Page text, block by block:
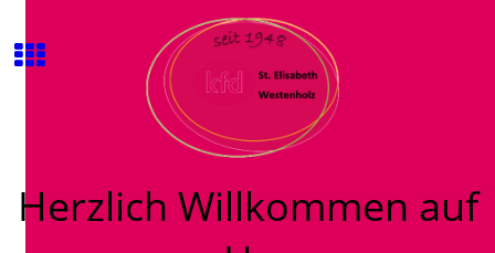
Herzlich Willkommen auf